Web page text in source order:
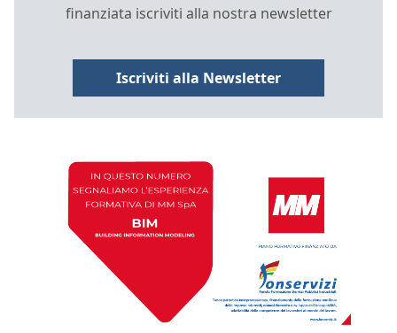
finanziata iscriviti alla nostra newsletter
Iscriviti alla Newsletter